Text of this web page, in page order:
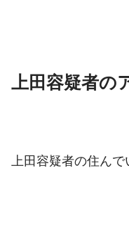
上田容疑者の
上田容疑者の住んで